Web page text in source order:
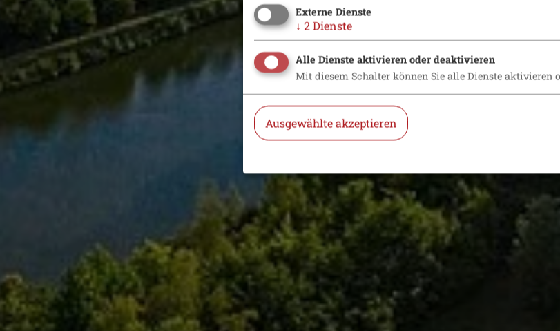
Externe Dienste
↓ 2Dienste
Alle Dienste aktivieren oder deaktivieren
Mit diesem Schalter können Sie alle Dienste aktivieren
Ausgewählte akzeptieren